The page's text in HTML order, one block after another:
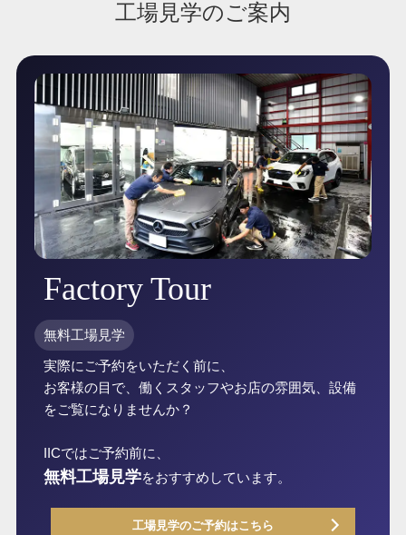
工場見学のご案内
Factory Tour
無料工場見学
実際にご予約をいただく前に、
お客様の目で、働くスタッフやお店の雰囲気、設備
をご覧になりませんか？
IICではご予約前に、
無料工場見学をおすすめしています。
工場見学のご予約はこちら